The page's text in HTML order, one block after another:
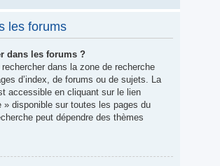
les forums
dans les forums ?
dans la zone de recherche
d’index, de forums ou de sujets. La
accessible en cliquant sur le lien
» disponible sur toutes les pages du
peut dépendre des thèmes